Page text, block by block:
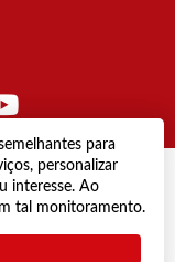
para
personalizar
interesse. Ao
tal monitoramento.